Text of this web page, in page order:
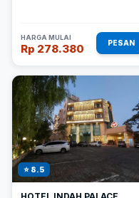
HARGA MULAI
Rp 278.380 PESAN
⭐ 8.5